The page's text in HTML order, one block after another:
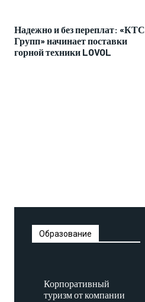
Надежно и без переплат: «КТС
Групп» начинает поставки
горной техники LOVOL
Образование
Корпоративный
туризм от компании